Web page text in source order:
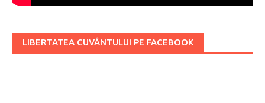
LIBERTATEA CUVÂNTULUI PE FACEBOOK